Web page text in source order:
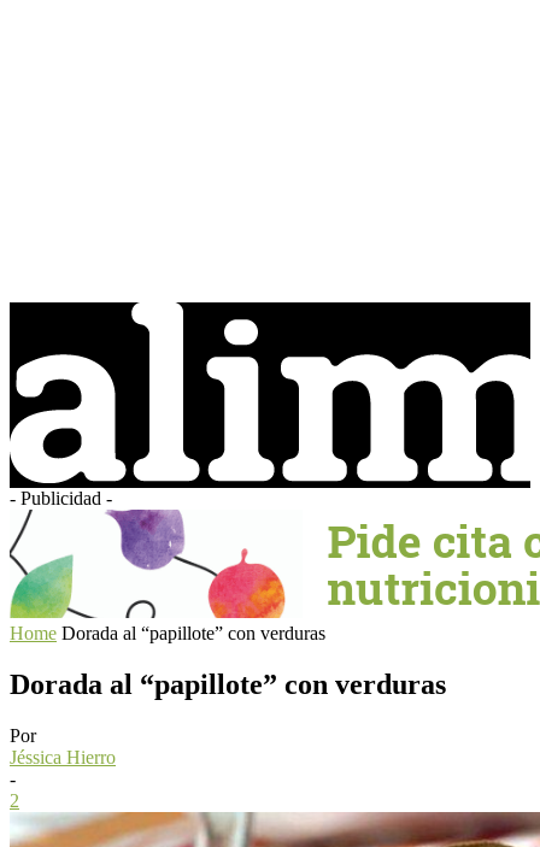
- Publicidad -
Home Dorada al “papillote” con verduras
Dorada al “papillote” con verduras
Por
Jéssica Hierro
-
2